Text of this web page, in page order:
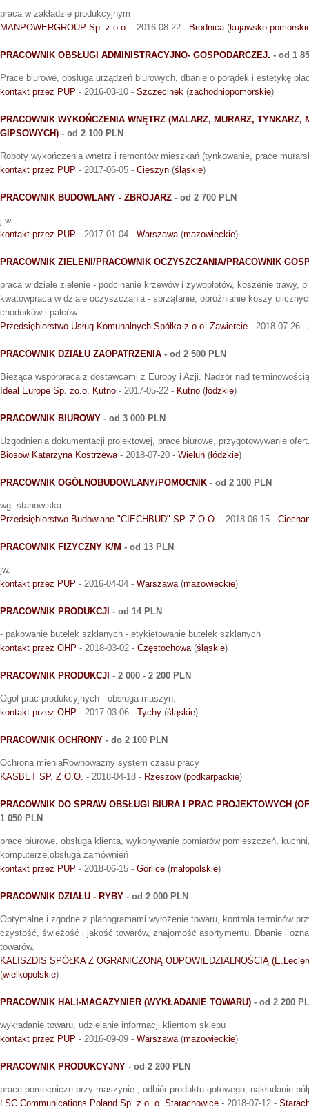
praca w zakładzie produkcyjnym
MANPOWERGROUP Sp. z o.o. - 2016-08-22 - Brodnica(kujawsko-
PRACOWNIK OBSŁUGI ADMINISTRACYJNO- GOSPODARCZEJ. - od 1
Prace biurowe, obsługa urządzeń biurowych, dbanie o porądek i estetykę
kontakt przez PUP - 2016-03-10 - Szczecinek (zachodniopomorskie)
PRACOWNIK WYKOŃCZENIA WNĘTRZ (MALARZ, MURARZ, TYNKARZ,
GIPSOWYCH) - od 2 100 PLN
Roboty wykończenia wnętrz i remontów mieszkań (tynkowanie, prace
kontakt przez PUP - 2017-06-05 - Cieszyn (śląskie)
PRACOWNIK BUDOWLANY - ZBROJARZ - od 2 700 PLN
j.w.
kontakt przez PUP - 2017-01-04 - Warszawa(mazowieckie)
PRACOWNIK ZIELENI/PRACOWNIK OCZYSZCZANIA/PRACOWNIK
praca w dziale zielenie - podcinanie krzewów i żywopłotów, koszenie trawy,
kwatówpraca w dziale oczyszczania - sprzątanie, opróżnianie koszy
chodników i palców
Przedsiębiorstwo Usług Komunalnych Spółka z o.o. Zawiercie - 2018-07-26 -
PRACOWNIK DZIAŁU ZAOPATRZENIA - od 2 500 PLN
Bieżąca współpraca z dostawcami z Europy i Azji. Nadzór nad
Ideal Europe Sp. zo.o. Kutno - 2017-05-22 - Kutno (łódzkie)
PRACOWNIK BIUROWY - od 3 000 PLN
Uzgodnienia dokumentacji projektowej, prace biurowe, przygotowywanie
Biosow Katarzyna Kostrzewa- 2018-07-20 - Wieluń (łódzkie)
PRACOWNIK OGÓLNOBUDOWLANY/POMOCNIK - od 2 100 PLN
wg. stanowiska
Przedsiębiorstwo Budowlane "CIECHBUD" SP. Z O.O. - 2018-06-15 -
PRACOWNIK FIZYCZNY K/M - od 13 PLN
jw.
kontakt przez PUP - 2016-04-04 - Warszawa(mazowieckie)
PRACOWNIK PRODUKCJI - od 14 PLN
- pakowanie butelek szklanych - etykietowanie butelek szklanych
kontakt przez OHP - 2018-03-02 - Częstochowa(śląskie)
PRACOWNIK PRODUKCJI - 2 000 - 2 200 PLN
Ogół prac produkcyjnych - obsługa maszyn.
kontakt przez OHP - 2017-03-06 - Tychy (śląskie)
PRACOWNIK OCHRONY - do 2 100 PLN
Ochrona mieniaRównoważny system czasu pracy
KASBET SP. Z O.O. - 2018-04-18 - Rzeszów(podkarpackie)
PRACOWNIK DO SPRAW OBSŁUGI BIURA I PRAC PROJEKTOWYCH
1 050 PLN
prace biurowe, obsługa klienta, wykonywanie pomiarów pomieszczeń,
komputerze,obsługa zamównień
kontakt przez PUP - 2018-06-15 - Gorlice (małopolskie)
PRACOWNIK DZIAŁU - RYBY - od 2 000 PLN
Optymalne i zgodne z planogramami wyłożenie towaru, kontrola terminów
czystość, świeżość i jakość towarów, znajomość asortymentu. Dbanie i
towarów.
KALISZDIS SPÓŁKA Z OGRANICZONĄ ODPOWIEDZIALNOŚCIĄ
(wielkopolskie)
PRACOWNIK HALI-MAGAZYNIER (WYKŁADANIE TOWARU) - od 2 200
wykładanie towaru, udzielanie informacji klientom sklepu
kontakt przez PUP - 2016-09-09 - Warszawa(mazowieckie)
PRACOWNIK PRODUKCYJNY - od 2 200 PLN
prace pomocnicze przy maszynie , odbiór produktu gotowego, nakładanie
LSC Communications Poland Sp. z o. o. Starachowice - 2018-07-12 -